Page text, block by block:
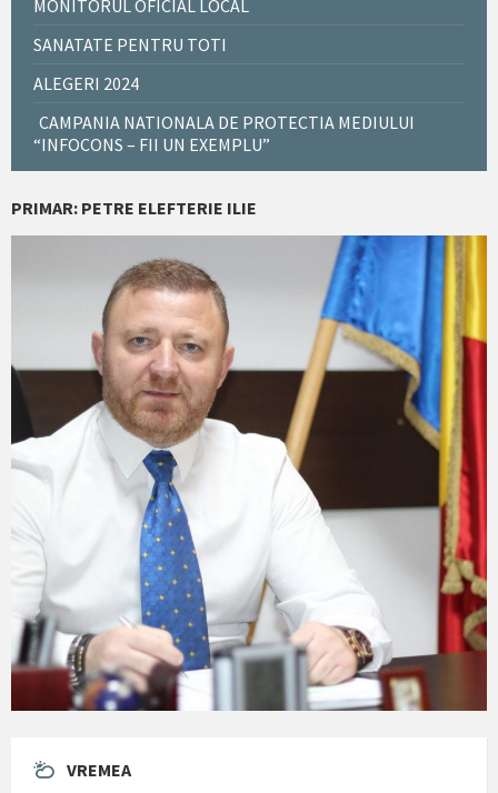
MONITORUL OFICIAL LOCAL
SANATATE PENTRU TOTI
ALEGERI 2024
CAMPANIA NATIONALA DE PROTECTIA MEDIULUI
“INFOCONS – FII UN EXEMPLU”
PRIMAR: PETRE ELEFTERIE ILIE
VREMEA